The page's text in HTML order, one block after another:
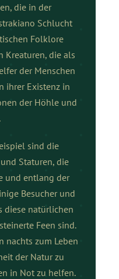
die in der
Schlucht
Folklore
Kreaturen, die als
der Menschen
ihrer Existenz in
der Höhle und
sind die
Staturen, die
und entlang der
Besucher und
diese natürlichen
Feen sind.
nachts zum Leben
der Natur zu
in Not zu helfen.